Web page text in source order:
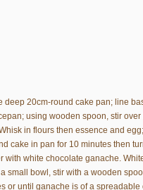
deep 20cm-round cake pan; line
using wooden spoon, stir
in flours then essence and
cake in pan for 10 minutes then
white chocolate ganache.
small bowl, stir with a wooden
or until ganache is of a spreadable